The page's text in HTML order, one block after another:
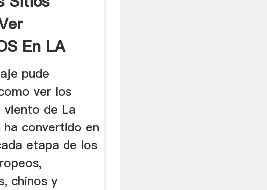
En LA
| Guías
pude
ver los
viento de La
ha convertido en
etapa de los
chinos y